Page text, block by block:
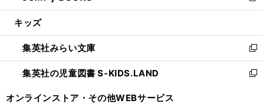
開
ウ
開
く
ン
ウ
で
開
く
ウ
ン
ド
ウ
で
し
ウ
ィ
ン
ド
キッズ
集英社みらい文庫
新
し
い
集英社の児童図書 S-KIDS.LAND
新
オンラインストア・ その他WEBサービス